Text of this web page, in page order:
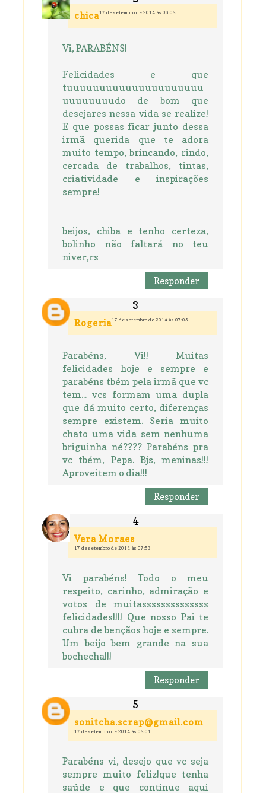
chica17 de setembro de 2014 às 06:08
Vi, PARABÉNS!
Felicidades e que
tuuuuuuuuuuuuuuuuuuuuu
uuuuuuuudo de bom que
desejares nessa vida se realize!
E que possas ficar junto dessa
irmã querida que te adora
muito tempo, brincando, rindo,
cercada de trabalhos, tintas,
criatividade e inspirações
sempre!
beijos, chiba e tenho certeza,
bolinho não faltará no teu
niver,rs
Responder
Rogeria17 de setembro de 2014 às 07:05
Parabéns, Vi!! Muitas
felicidades hoje e sempre e
parabéns tbém pela irmã que vc
tem... vcs formam uma dupla
que dá muito certo, diferenças
sempre existem. Seria muito
chato uma vida sem nenhuma
briguinha né???? Parabéns pra
vc tbém, Pepa. Bjs, meninas!!!
Aproveitem o dia!!!
Responder
Vera Moraes
17 de setembro de 2014 às 07:53
Vi parabéns! Todo o meu
respeito, carinho, admiração e
votos de muitassssssssssssss
felicidades!!!! Que nosso Pai te
cubra de bençãos hoje e sempre.
Um beijo bem grande na sua
bochecha!!!
Responder
sonitcha.scrap@gmail.com
17 de setembro de 2014 às 08:01
Parabéns vi, desejo que vc seja
sempre muito feliz!que tenha
saúde e que continue aqui